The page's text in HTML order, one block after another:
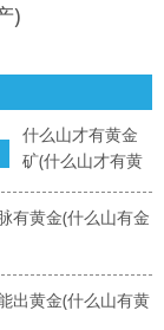
)
什么山才有黄金
矿(什么山才有黄
有黄金(什么山有金
出黄金(什么山有黄